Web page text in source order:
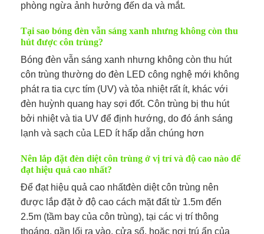
phòng ngừa ảnh hưởng đến da và mắt.
Tại sao bóng đèn vẫn sáng xanh nhưng không còn thu
hút được côn trùng?
Bóng đèn vẫn sáng xanh nhưng không còn thu hút
côn trùng thường do đèn LED công nghệ mới không
phát ra tia cực tím (UV) và tỏa nhiệt rất ít, khác với
đèn huỳnh quang hay sợi đốt. Côn trùng bị thu hút
bởi nhiệt và tia UV để định hướng, do đó ánh sáng
lạnh và sạch của LED ít hấp dẫn chúng hơn
Nên lắp đặt đèn diệt côn trùng ở vị trí và độ cao nào để
đạt hiệu quả cao nhất?
Để đạt hiệu quả cao nhấtđèn diệt côn trùng nên
được lắp đặt ở độ cao cách mặt đất từ 1.5m đến
2.5m (tầm bay của côn trùng), tại các vị trí thông
thoáng, gần lối ra vào, cửa sổ, hoặc nơi trú ẩn của